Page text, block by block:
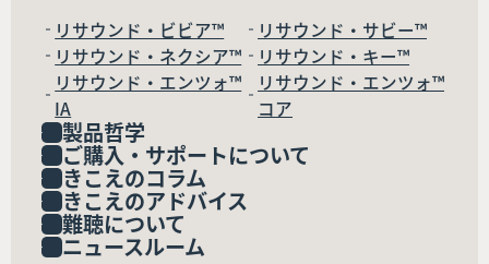
リサウンド・ビビア™
リサウンド・サビー™
リサウンド・ネクシア™
リサウンド・キー™
リサウンド・エンツォ™
IA
リサウンド・エンツォ™
コア
製品哲学
ご購入・サポートについて
きこえのコラム
きこえのアドバイス
難聴について
ニュースルーム